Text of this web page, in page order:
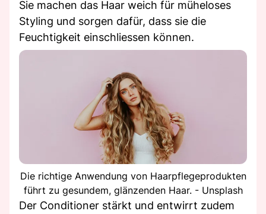
Sie machen das Haar weich für müheloses
Styling und sorgen dafür, dass sie die
Feuchtigkeit einschliessen können.
Die richtige Anwendung von Haarpflegeprodukten
führt zu gesundem, glänzenden Haar. - Unsplash
Der Conditioner stärkt und entwirrt zudem